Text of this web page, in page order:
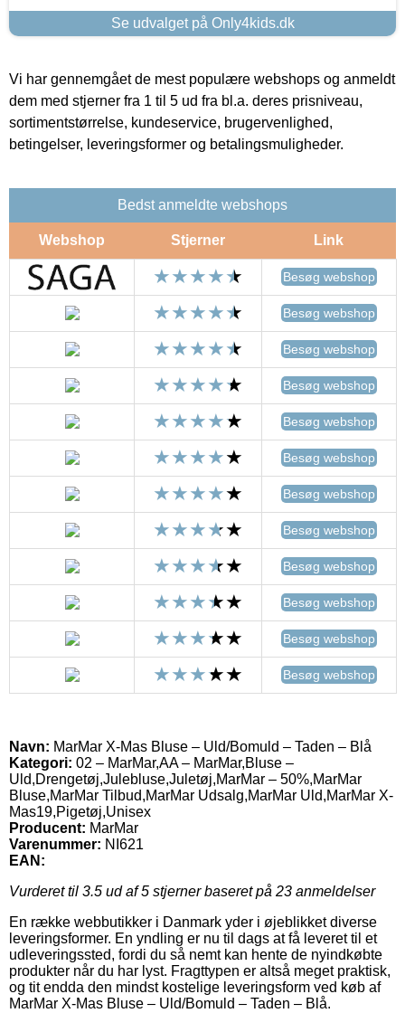
Se udvalget på Only4kids.dk
Vi har gennemgået de mest populære webshops og anmeldt
dem med stjerner fra 1 til 5 ud fra bl.a. deres prisniveau,
sortimentstørrelse, kundeservice, brugervenlighed,
betingelser, leveringsformer og betalingsmuligheder.
Bedst anmeldte webshops
Webshop Stjerner Link
Besøg webshop
Besøg webshop
Besøg webshop
Besøg webshop
Besøg webshop
Besøg webshop
Besøg webshop
Besøg webshop
Besøg webshop
Besøg webshop
Besøg webshop
Besøg webshop
Navn: MarMar X-Mas Bluse – Uld/Bomuld – Taden – Blå
Kategori: 02 – MarMar,AA – MarMar,Bluse –
Uld,Drengetøj,Julebluse,Juletøj,MarMar – 50%,MarMar
Bluse,MarMar Tilbud,MarMar Udsalg,MarMar Uld,MarMar X-
Mas19,Pigetøj,Unisex
Producent: MarMar
Varenummer: NI621
EAN:
Vurderet til 3.5 ud af 5 stjerner baseret på 23 anmeldelser
En række webbutikker i Danmark yder i øjeblikket diverse
leveringsformer. En yndling er nu til dags at få leveret til et
udleveringssted, fordi du så nemt kan hente de nyindkøbte
produkter når du har lyst. Fragttypen er altså meget praktisk,
og tit endda den mindst kostelige leveringsform ved køb af
MarMar X-Mas Bluse – Uld/Bomuld – Taden – Blå.